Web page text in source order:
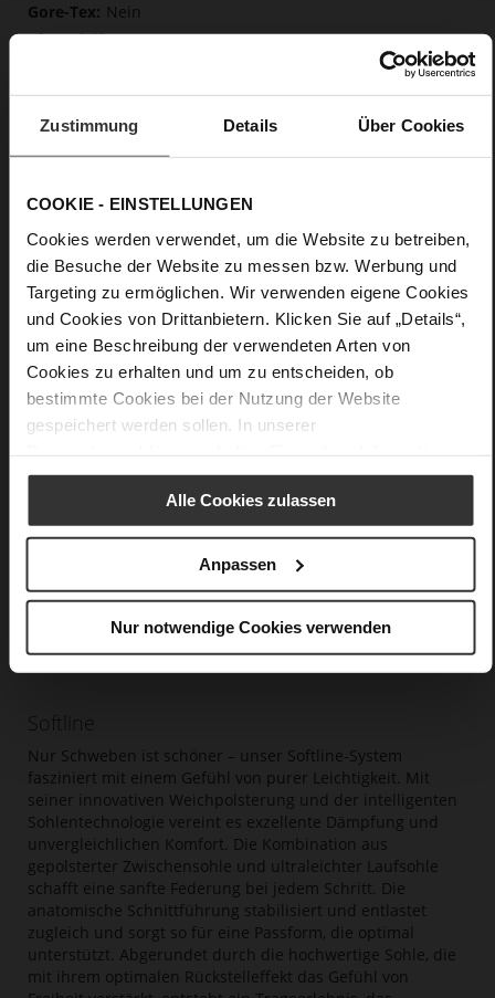
Zustimmung Details Über Cookies
COOKIE - EINSTELLUNGEN
Cookies werden verwendet, um die Website zu betreiben,
die Besuche der Website zu messen bzw. Werbung und
Targeting zu ermöglichen. Wir verwenden eigene Cookies
und Cookies von Drittanbietern. Klicken Sie auf „Details“,
um eine Beschreibung der verwendeten Arten von
Cookies zu erhalten und um zu entscheiden, ob
bestimmte Cookies bei der Nutzung der Website
gespeichert werden sollen. In unserer
Alle Cookies zulassen
Anpassen
Nur notwendige Cookies verwenden
Nein
15
sehr softes Lammleder mit glossy Optik
Care
Softline
Nur Schweben ist schöner – unser Softline-System
fasziniert mit einem Gefühl von purer Leichtigkeit. Mit
seiner innovativen Weichpolsterung und der intelligenten
Sohlentechnologie vereint es exzellente Dämpfung und
unvergleichlichen Komfort. Die Kombination aus
gepolsterter Zwischensohle und ultraleichter Laufsohle
schafft eine sanfte Federung bei jedem Schritt. Die
anatomische Schnittführung stabilisiert und entlastet
zugleich und sorgt so für eine Passform, die optimal
unterstützt. Abgerundet durch die hochwertige Sohle, die
mit ihrem optimalen Rückstelleffekt das Gefühl von